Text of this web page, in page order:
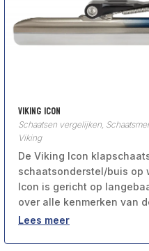
Viking Icon
Schaatsen vergelijken,
Viking
De Viking Icon
schaatsonderstel/buis op
Icon is gericht op
over alle kenmerken van
Lees meer